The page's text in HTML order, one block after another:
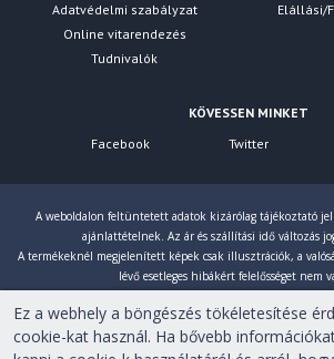
Adatvédelmi szabályzat
Online vitarendezés
Tudnivalók
Elállási/
KÖVESSEN MINKET
Facebook
Twitter
A weboldalon feltüntetett adatok kizárólag tájékoztató
ajánlattételnek. Az ár és szállítási idő változás
A termékeknél megjelenített képek csak illusztrációk, a
lévő esetleges hibákért felelősséget nem
számoljuk!
Ez a webhely a böngészés tökéletesítése
cookie-kat használ. Ha bővebb